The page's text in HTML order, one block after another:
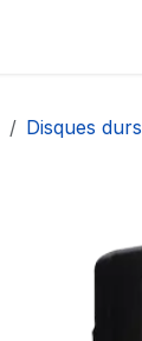
Disques durs